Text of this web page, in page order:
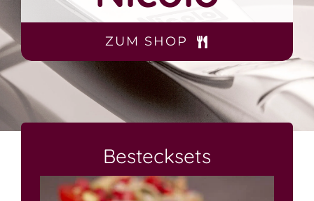
Über uns
Kontakt
ZUM SHOP
Bestecksets